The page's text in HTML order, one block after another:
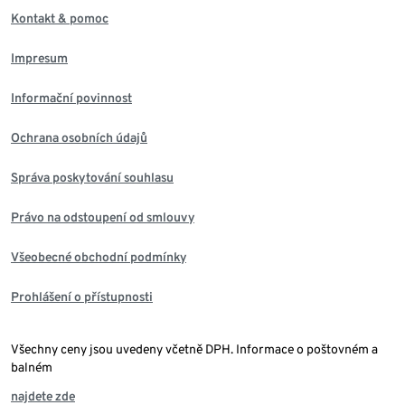
Kontakt & pomoc
Impresum
Informační povinnost
Ochrana osobních údajů
Správa poskytování souhlasu
Právo na odstoupení od smlouvy
Všeobecné obchodní podmínky
Prohlášení o přístupnosti
Všechny ceny jsou uvedeny včetně DPH. Informace o poštovném a
balném
najdete zde